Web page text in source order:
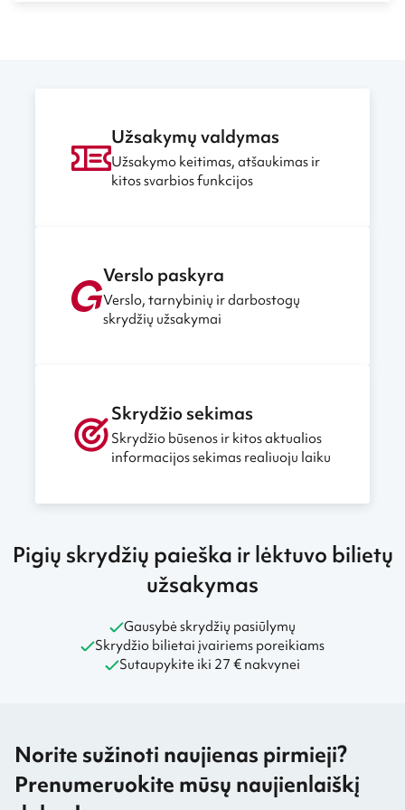
Užsakymų valdymas
Užsakymo keitimas, atšaukimas ir
kitos svarbios funkcijos
Verslo paskyra
Verslo, tarnybinių ir darbostogų
skrydžių užsakymai
Skrydžio sekimas
Skrydžio būsenos ir kitos aktualios
informacijos sekimas realiuoju laiku
Pigių skrydžių paieška ir lėktuvo bilietų
užsakymas
Gausybė skrydžių pasiūlymų
Skrydžio bilietai įvairiems poreikiams
Sutaupykite iki 27 € nakvynei
Norite sužinoti naujienas pirmieji?
Prenumeruokite mūsų naujienlaiškį